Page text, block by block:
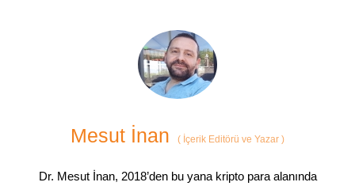
Mesut İnan ( İçerik Editörü ve Yazar )
Dr. Mesut İnan, 2018’den bu yana kripto para alanında